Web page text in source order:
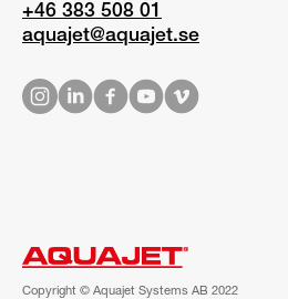
+46 383 508 01
aquajet@aquajet.se
Copyright © Aquajet Systems AB 2022